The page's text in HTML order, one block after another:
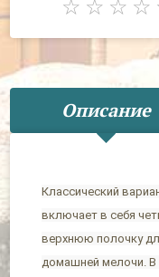
Описание
Классический
включает в себя
верхнюю полочку
домашней мелочи. В